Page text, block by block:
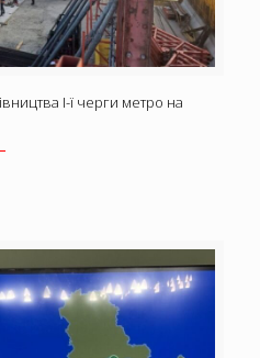
І-ї черги метро на